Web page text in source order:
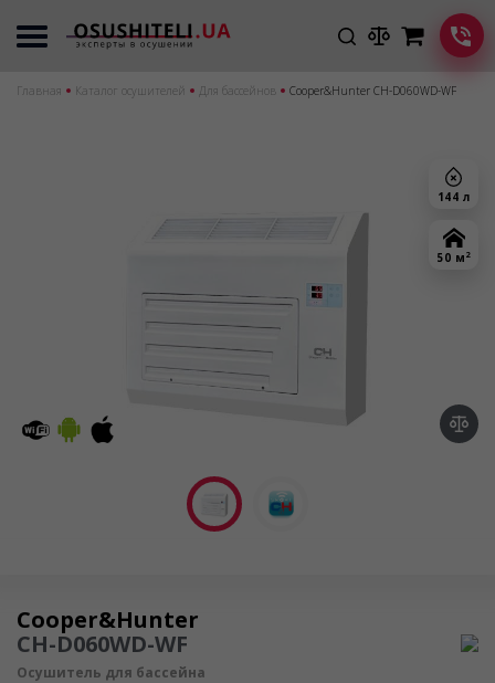
Главная Каталог осушителей Для бассейнов Cooper&Hunter CH-D060WD-WF
144 л
50 м 2
Осушитель воздуха
Cooper&Hunter
CH-D060WD-WF
Осушитель для бассейна